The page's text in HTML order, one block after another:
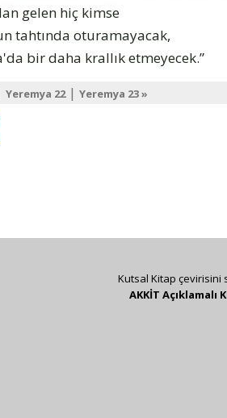
gelen hiç kimse
tahtında oturamayacak,
bir daha krallık etmeyecek.”
Yeremya 22| Yeremya 23 »
Kutsal Kitap çevirisini
AKKİT Açıklamalı